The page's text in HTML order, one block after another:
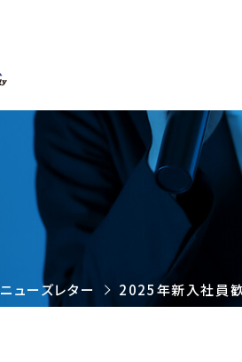
ニューズレター 2025年新入社員